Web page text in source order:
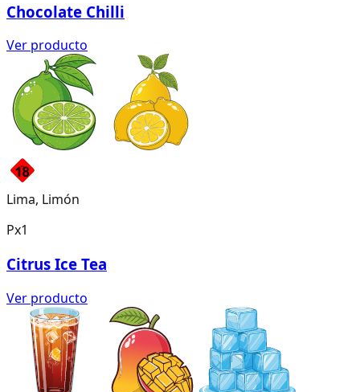
Chocolate Chilli
Ver producto
Lima, Limón
Px1
Citrus Ice Tea
Ver producto